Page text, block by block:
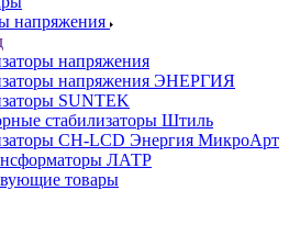
напряжения
напряжения
напряжения ЭНЕРГИЯ
SUNTEK
стабилизаторы Штиль
СН-LCD Энepгия МикроАрт
ЛАТР
товары